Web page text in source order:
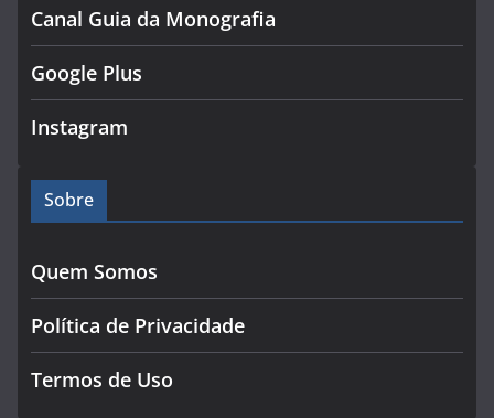
Canal Guia da Monografia
Google Plus
Instagram
Sobre
Quem Somos
Política de Privacidade
Termos de Uso